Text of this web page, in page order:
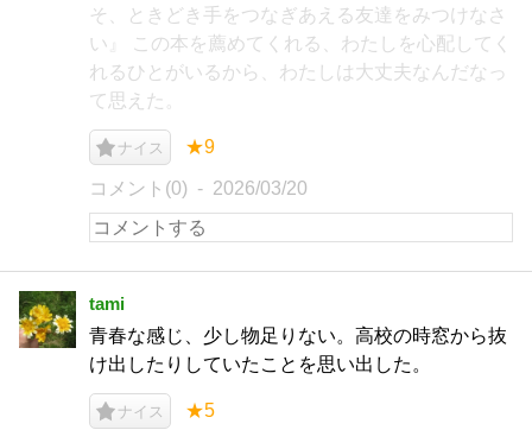
そ、ときどき手をつなぎあえる友達をみつけなさ
い』 この本を薦めてくれる、わたしを心配してく
れるひとがいるから、わたしは大丈夫なんだなっ
て思えた。
ナイス ★9
コメント(0) 2026/03/20
tami
青春な感じ、少し物足りない。高校の時窓から抜
け出したりしていたことを思い出した。
ナイス ★5